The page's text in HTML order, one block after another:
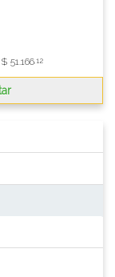
$ 51.166,12